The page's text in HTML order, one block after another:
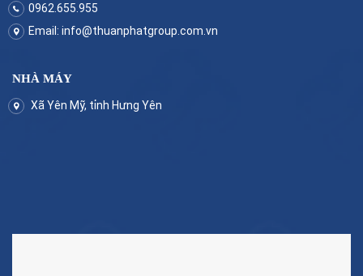
0962.655.955
Email: info@thuanphatgroup.com.vn
NHÀ MÁY
Xã Yên Mỹ, tỉnh Hưng Yên